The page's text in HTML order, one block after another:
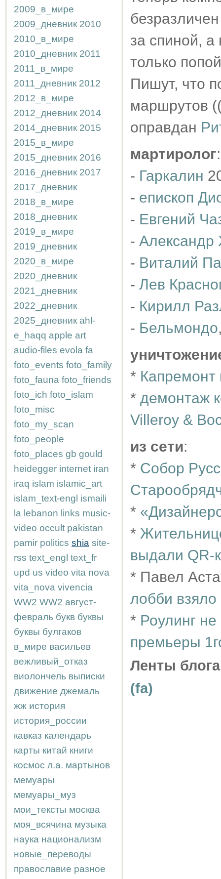
2009_в_мире
2009_дневник 2010
2010_в_мире
2010_дневник 2011
2011_в_мире
2011_дневник 2012
2012_в_мире
2012_дневник 2014
2014_дневник 2015
2015_в_мире
2015_дневник 2016
2016_дневник 2017
2017_дневник
2018_в_мире
2018_дневник
2019_в_мире
2019_дневник
2020_в_мире
2020_дневник
2021_дневник
2022_дневник
2025_дневник ahl-
e_haqq apple art
audio-files evola fa
foto_events foto_family
foto_fauna foto_friends
foto_ich foto_islam
foto_misc
foto_my_scan
foto_people
foto_places gb gould
heidegger internet iran
iraq islam islamic_art
islam_text-engl ismaili
la lebanon links music-
video occult pakistan
pamir politics shia site-
rss text_engl text_fr
upd us video vita nova
vita_nova vivencia
WW2 WW2 август-
февраль букв буквы
буквы булгаков
в_мире васильев
вежливый_отказ
виолончель выписки
движение джемаль
жж история
история_россии
кавказ календарь
карты китай книги
космос л.а. мартынов
мемуары
мемуары_муз
мои_тексты москва
моя_всячина музыка
наука национализм
новые_переводы
православие разное
за спиной,
только
Пишут, что
маршрутов
оправдан
мартиролог:
- Гаркалин
- епископ
- Евгений
- Александр
- Виталий
- Лев
- Кирилл
- Бельмондо
* Капремонт
* демонтаж
Villeroy &
из сети:
* Собор
*
*
выдали QR-
* Павел
лобби
* Роулинг
премьеры
Ленты
(fa)